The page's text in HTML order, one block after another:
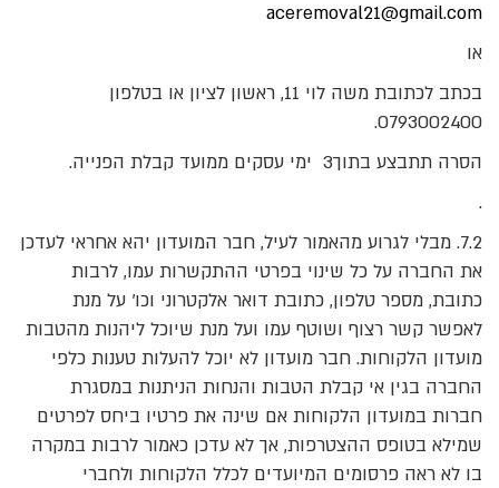
aceremoval21@gmail.com
או
בכתב לכתובת משה לוי 11, ראשון לציון או בטלפון
0793002400.
הסרה תתבצע בתוך3 ימי עסקים ממועד קבלת הפנייה.
.
7.2. מבלי לגרוע מהאמור לעיל, חבר המועדון יהא אחראי לעדכן
את החברה על כל שינוי בפרטי ההתקשרות עמו, לרבות
כתובת, מספר טלפון, כתובת דואר אלקטרוני וכו' על מנת
לאפשר קשר רצוף ושוטף עמו ועל מנת שיוכל ליהנות מהטבות
מועדון הלקוחות. חבר מועדון לא יוכל להעלות טענות כלפי
החברה בגין אי קבלת הטבות והנחות הניתנות במסגרת
חברות במועדון הלקוחות אם שינה את פרטיו ביחס לפרטים
שמילא בטופס ההצטרפות, אך לא עדכן כאמור לרבות במקרה
בו לא ראה פרסומים המיועדים לכלל הלקוחות ולחברי